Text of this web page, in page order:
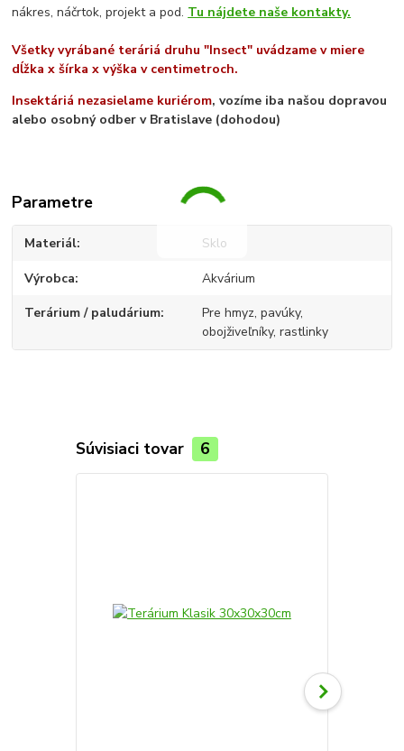
nákres, náčrtok, projekt a pod. Tu nájdete naše kontakty.
Všetky vyrábané teráriá druhu "Insect" uvádzame v miere
dĺžka x šírka x výška v centimetroch.
Insektáriá nezasielame kuriérom, vozíme iba našou dopravou
alebo osobný odber v Bratislave (dohodou)
Parametre
Materiál Sklo
Výrobca Akvárium
Terárium / paludárium
Pre hmyz, pavúky,
obojživeľníky, rastlinky
Súvisiaci tovar 6